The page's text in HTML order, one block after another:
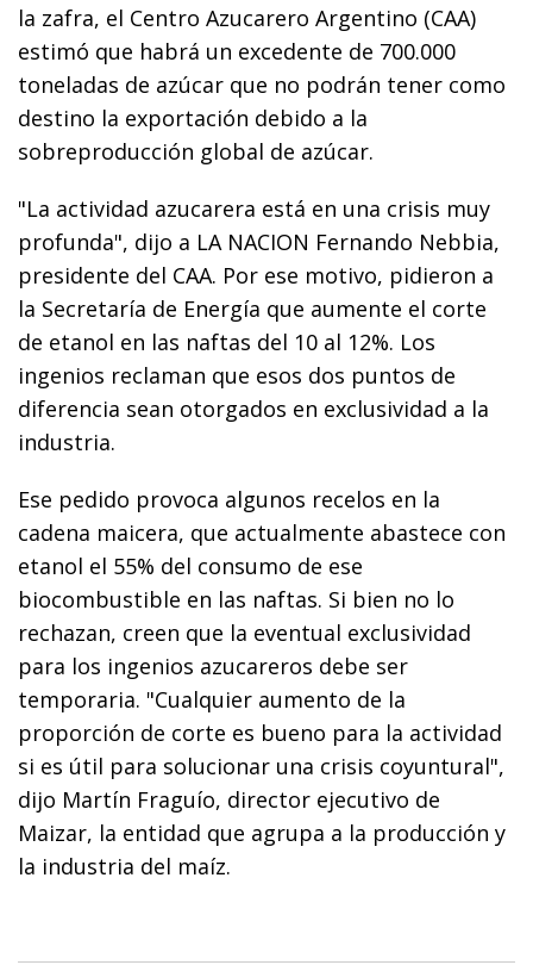
la zafra, el Centro Azucarero Argentino (CAA)
estimó que habrá un excedente de 700.000
toneladas de azúcar que no podrán tener como
destino la exportación debido a la
sobreproducción global de azúcar.
"La actividad azucarera está en una crisis muy
profunda", dijo a LA NACION Fernando Nebbia,
presidente del CAA. Por ese motivo, pidieron a
la Secretaría de Energía que aumente el corte
de etanol en las naftas del 10 al 12%. Los
ingenios reclaman que esos dos puntos de
diferencia sean otorgados en exclusividad a la
industria.
Ese pedido provoca algunos recelos en la
cadena maicera, que actualmente abastece con
etanol el 55% del consumo de ese
biocombustible en las naftas. Si bien no lo
rechazan, creen que la eventual exclusividad
para los ingenios azucareros debe ser
temporaria. "Cualquier aumento de la
proporción de corte es bueno para la actividad
si es útil para solucionar una crisis coyuntural",
dijo Martín Fraguío, director ejecutivo de
Maizar, la entidad que agrupa a la producción y
la industria del maíz.